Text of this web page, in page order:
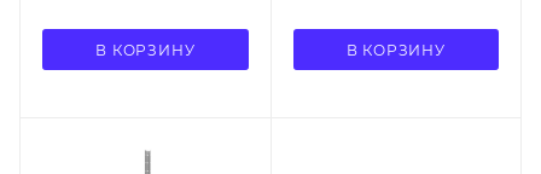
В КОРЗИНУ В КОРЗИНУ